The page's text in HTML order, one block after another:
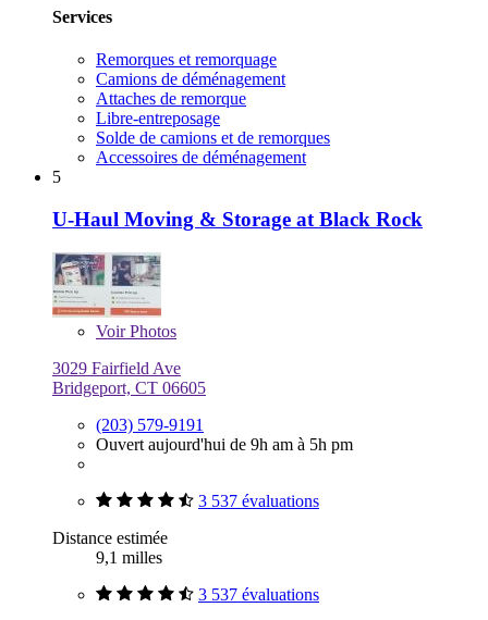
Services
Remorques et remorquage
Camions de déménagement
Attaches de remorque
Libre-entreposage
Solde de camions et de remorques
Accessoires de déménagement
5
U-Haul Moving & Storage at Black Rock
VoirPhotos
3029 Fairfield Ave
Bridgeport, CT 06605
(203) 579-9191
Ouvert aujourd'hui de 9h am à 5h pm
3 537 évaluations
Distance estimée
9,1 milles
3 537 évaluations